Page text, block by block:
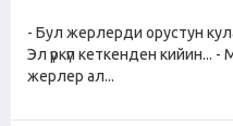
- Бул жерлерди орустун
Эл үркүп кеткенден кийин...
жерлер ал...